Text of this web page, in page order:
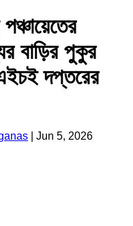
বাড়ির পুকুর
দপ্তরের
Jun 5, 2026